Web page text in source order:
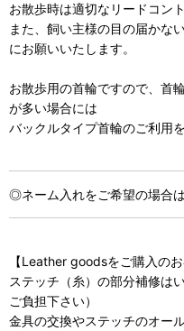
お散歩時は適切なリードコン
また、飼い主様の目の届かな
にお願いいたします。
お散歩用の首輪ですので、首
が多い場合には
バックルタイプ首輪のご利用
◎ネーム入れをご希望の場合
【Leather goodsをご購入のお
ステッチ（糸）の部分補修は
ご負担下さい）
金具の交換やステッチのオー